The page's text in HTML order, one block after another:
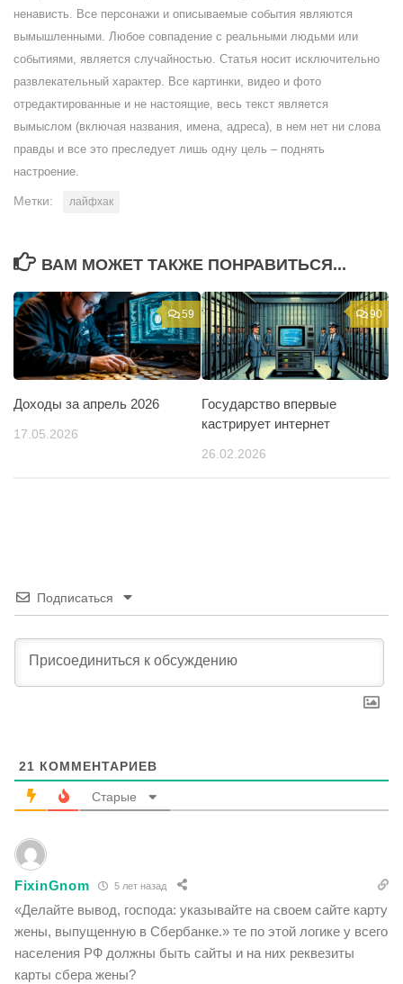
ненависть. Все персонажи и описываемые события являются
вымышленными. Любое совпадение с реальными людьми или
событиями, является случайностью. Статья носит исключительно
развлекательный характер. Все картинки, видео и фото
отредактированные и не настоящие, весь текст является
вымыслом (включая названия, имена, адреса), в нем нет ни слова
правды и все это преследует лишь одну цель – поднять
настроение.
Метки: лайфхак
ВАМ МОЖЕТ ТАКЖЕ ПОНРАВИТЬСЯ...
59
Доходы за апрель 2026
17.05.2026
90
Государство впервые
кастрирует интернет
26.02.2026
Подписаться
21 КОММЕНТАРИЕВ
Старые
FixinGnom 5 лет назад
«Делайте вывод, господа: указывайте на своем сайте карту
жены, выпущенную в Сбербанке.» те по этой логике у всего
населения РФ должны быть сайты и на них реквезиты
карты сбера жены?